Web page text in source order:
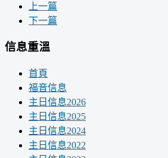
上一篇
下一篇
信息重溫
首頁
福音信息
主日信息2026
主日信息2025
主日信息2024
主日信息2022